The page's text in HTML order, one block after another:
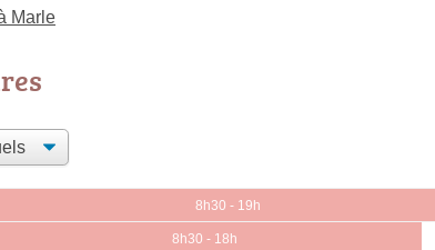
Marle
8h30 - 19h
8h30 - 18h